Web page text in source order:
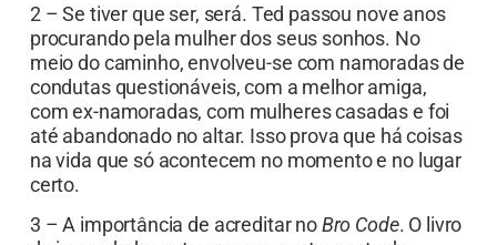
2 – Se tiver que ser, será. Ted passou nove anos
procurando pela mulher dos seus sonhos. No
meio do caminho, envolveu-se com namoradas de
condutas questionáveis, com a melhor amiga,
com ex-namoradas, com mulheres casadas e foi
até abandonado no altar. Isso prova que há coisas
na vida que só acontecem no momento e no lugar
certo.
3 – A importância de acreditar noBro Code. O livro